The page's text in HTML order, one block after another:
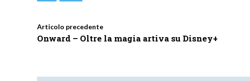
Articolo precedente
Onward – Oltre la magia artiva su Disney+